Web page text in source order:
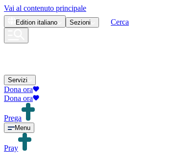
Vai al contenuto principale
Edition italiano Sezioni Cerca
Servizi
Dona ora
Dona ora
Prega
Menu
Pray